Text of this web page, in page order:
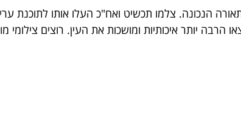
הנכונה. צלמו תכשיט ואח"כ העלו אותו לתוכנת
הרבה יותר איכותיות ומושכות את העין. רוצים